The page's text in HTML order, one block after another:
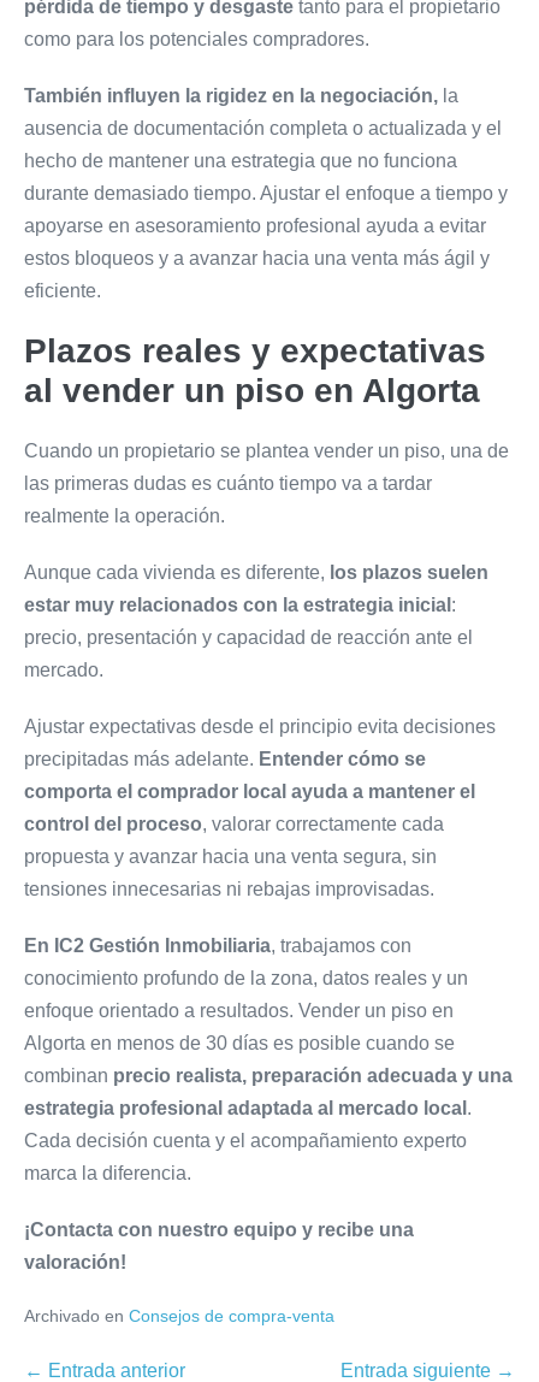
pérdida de tiempo y desgaste tanto para el propietario
como para los potenciales compradores.
También influyen la rigidez en la negociación, la
ausencia de documentación completa o actualizada y el
hecho de mantener una estrategia que no funciona
durante demasiado tiempo. Ajustar el enfoque a tiempo y
apoyarse en asesoramiento profesional ayuda a evitar
estos bloqueos y a avanzar hacia una venta más ágil y
eficiente.
Plazos reales y expectativas
al vender un piso en Algorta
Cuando un propietario se plantea vender un piso, una de
las primeras dudas es cuánto tiempo va a tardar
realmente la operación.
Aunque cada vivienda es diferente, los plazos suelen
estar muy relacionados con la estrategia inicial :
precio, presentación y capacidad de reacción ante el
mercado.
Ajustar expectativas desde el principio evita decisiones
precipitadas más adelante. Entender cómo se
comporta el comprador local ayuda a mantener el
control del proceso, valorar correctamente cada
propuesta y avanzar hacia una venta segura, sin
tensiones innecesarias ni rebajas improvisadas.
En IC2 Gestión Inmobiliaria, trabajamos con
conocimiento profundo de la zona, datos reales y un
enfoque orientado a resultados. Vender un piso en
Algorta en menos de 30 días es posible cuando se
combinan precio realista, preparación adecuada y una
estrategia profesional adaptada al mercado local .
Cada decisión cuenta y el acompañamiento experto
marca la diferencia.
¡Contacta con nuestro equipo y recibe una
valoración!
Archivado en Consejos de compra-venta
Navegación
← Entrada anterior Entrada siguiente →